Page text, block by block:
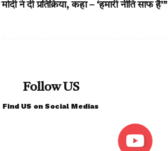
ने दी प्रतिक्रिया, कहा – ‘हमारी नीति साफ है’”
Follow US
Find US on Social Medias